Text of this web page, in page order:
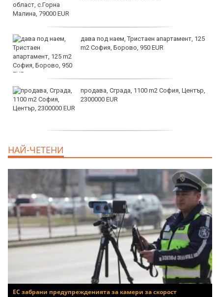
дава под наем, Тристаен апартамент, 125
m2 София, Борово, 950 EUR
продава, Сграда, 1100 m2 София, Център,
2300000 EUR
НАЙ-ЧЕТЕНИ
ЕС забрани предупрежденията за камери за скорост